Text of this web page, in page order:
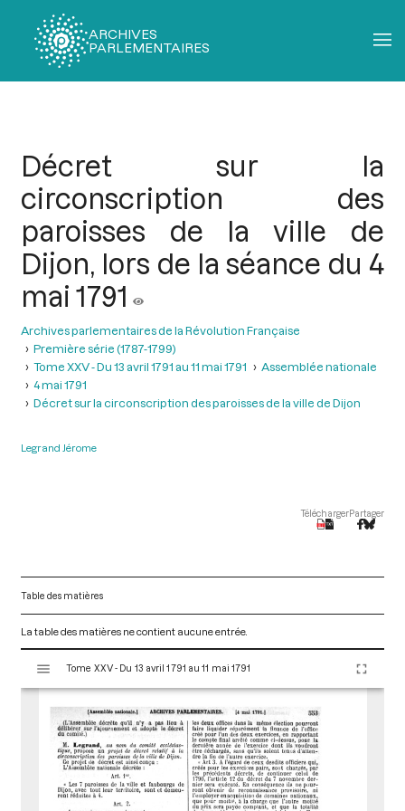
ARCHIVES
PARLEMENTAIRES
Décret sur la
circonscription des
paroisses de la ville de
Dijon, lors de la séance du 4
mai 1791
Archives parlementaires de la Révolution Française
Première série (1787-1799)
Tome XXV - Du 13 avril 1791 au 11 mai 1791
Assemblée nationale
4 mai 1791
Décret sur la circonscription des paroisses de la ville de Dijon
Legrand Jérome
TéléchargerPartager
Table des matières
La table des matières ne contient aucune entrée.
s
Tome XXV - Du 13 avril 1791 au 11 mai 1791